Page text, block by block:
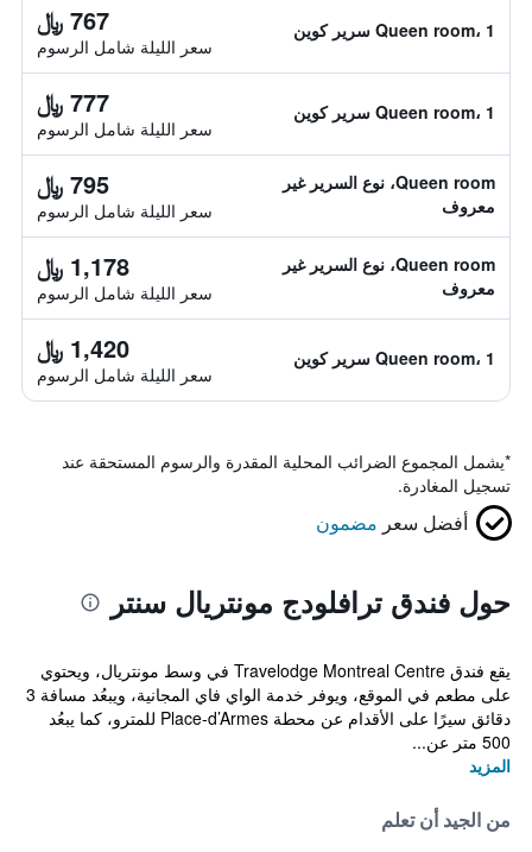
Queen room، 1 سرير كوين 767 ﷼
سعر الليلة شامل الرسوم
Queen room، 1 سرير كوين 777 ﷼
سعر الليلة شامل الرسوم
Queen room، نوع السرير غير
معروف
795 ﷼
سعر الليلة شامل الرسوم
Queen room، نوع السرير غير
معروف
1,178 ﷼
سعر الليلة شامل الرسوم
Queen room، 1 سرير كوين 1,420 ﷼
سعر الليلة شامل الرسوم
*يشمل المجموع الضرائب المحلية المقدرة والرسوم المستحقة عند
تسجيل المغادرة.
أفضل سعر مضمون
حول فندق ترافلودج مونتريال سنتر
يقع فندق Travelodge Montreal Centre في وسط مونتريال، ويحتوي
على مطعم في الموقع، ويوفر خدمة الواي فاي المجانية، ويبعُد مسافة 3
دقائق سيرًا على الأقدام عن محطة Place-d’Armes للمترو، كما يبعُد
500 متر عن...
المزيد
من الجيد أن تعلم